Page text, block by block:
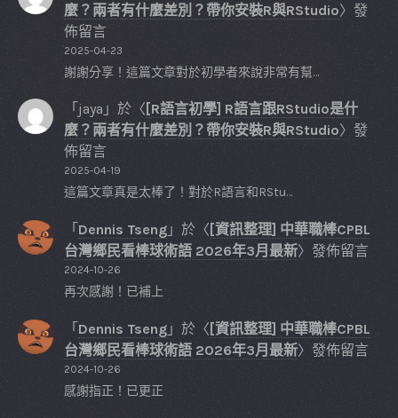
麼？兩者有什麼差別？帶你安裝R與RStudio〉發
佈留言
2025-04-23
謝謝分享！這篇文章對於初學者來說非常有幫…
「 jaya 」於〈 [R語言初學] R語言跟RStudio是什
麼？兩者有什麼差別？帶你安裝R與RStudio〉發
佈留言
2025-04-19
這篇文章真是太棒了！對於R語言和RStu…
「 Dennis Tseng 」於〈 [資訊整理] 中華職棒CPBL
台灣鄉民看棒球術語 2026年3月最新〉發佈留言
2024-10-26
再次感謝！已補上
「 Dennis Tseng 」於〈 [資訊整理] 中華職棒CPBL
台灣鄉民看棒球術語 2026年3月最新〉發佈留言
2024-10-26
感謝指正！已更正